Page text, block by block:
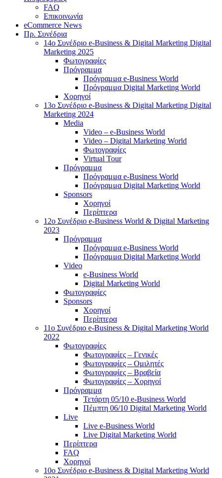
FAQ
Επικοινωνία
eCommerce News
Πρ. Συνέδρια
14o Συνέδριο e-Business & Digital Marketing Digital
Marketing 2025
Φωτογραφίες
Πρόγραμμα
Πρόγραμμα e-Business World
Πρόγραμμα Digital Marketing World
Χορηγοί
13o Συνέδριο e-Business & Digital Marketing Digital
Marketing 2024
Media
Video – e-Business World
Video – Digital Marketing World
Φωτογραφίες
Virtual Tour
Πρόγραμμα
Πρόγραμμα e-Business World
Πρόγραμμα Digital Marketing World
Sponsors
Χορηγοί
Περίπτερα
12o Συνέδριο e-Business World & Digital Marketing
2023
Πρόγραμμα
Πρόγραμμα e-Business World
Πρόγραμμα Digital Marketing World
Video
e-Business World
Digital Marketing World
Φωτογραφίες
Sponsors
Χορηγοί
Περίπτερα
11ο Συνέδριο e-Business & Digital Marketing World
2022
Φωτογραφίες
Φωτογραφίες – Γενικές
Φωτογραφίες – Ομιλητές
Φωτογραφίες – Βραβεία
Φωτογραφίες – Χορηγοί
Πρόγραμμα
Τετάρτη 05/10 e-Business World
Πέμπτη 06/10 Digital Marketing World
Live
Live e-Business World
Live Digital Marketing World
Περίπτερα
FAQ
Χορηγοί
10o Συνέδριο e-Business & Digital Marketing World